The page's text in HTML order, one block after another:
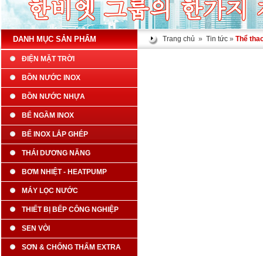
DANH MỤC SẢN PHẨM
ĐIỆN MẶT TRỜI
BỒN NƯỚC INOX
BỒN NƯỚC NHỰA
BỂ NGẦM INOX
BỂ INOX LẮP GHÉP
THÁI DƯƠNG NĂNG
BƠM NHIỆT - HEATPUMP
MÁY LỌC NƯỚC
THIẾT BỊ BẾP CÔNG NGHIỆP
SEN VÒI
SƠN & CHỐNG THẤM EXTRA
Trang chủ » Tin tức » Thể